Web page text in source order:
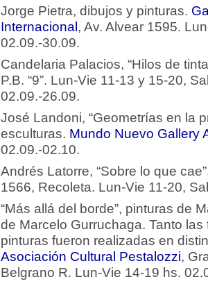
Jorge Pietra, dibujos y pinturas.
Internacional , Av. Alvear 1595.
02.09.-30.09.
Candelaria Palacios, “Hilos de
P.B. “9”. Lun-Vie 11-13 y 15-20,
02.09.-26.09.
José Landoni, “Geometrías en la
esculturas. Mundo Nuevo Gallery
02.09.-02.10.
Andrés Latorre, “Sobre lo que
1566, Recoleta. Lun-Vie 11-20,
“Más allá del borde”, pinturas de
de Marcelo Gurruchaga. Tanto
pinturas fueron realizadas en
Asociación Cultural Pestalozzi,
Belgrano R. Lun-Vie 14-19 hs.